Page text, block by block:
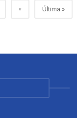
» Última »